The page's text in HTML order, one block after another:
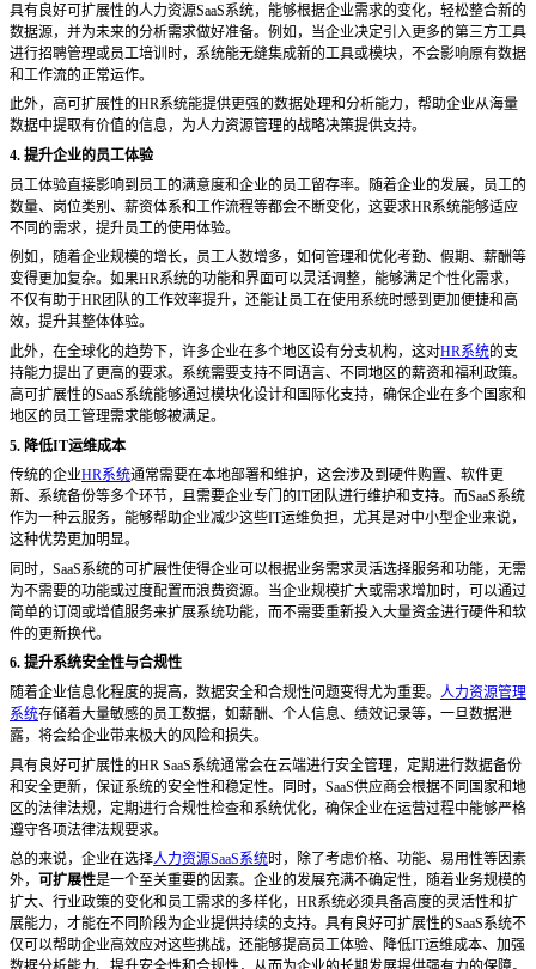
具有良好可扩展性的人力资源SaaS系统，能够根据企业需求的变化，轻松整合新的
数据源，并为未来的分析需求做好准备。例如，当企业决定引入更多的第三方工具
进行招聘管理或员工培训时，系统能无缝集成新的工具或模块，不会影响原有数据
和工作流的正常运作。
此外，高可扩展性的HR系统能提供更强的数据处理和分析能力，帮助企业从海量
数据中提取有价值的信息，为人力资源管理的战略决策提供支持。
4. 提升企业的员工体验
员工体验直接影响到员工的满意度和企业的员工留存率。随着企业的发展，员工的
数量、岗位类别、薪资体系和工作流程等都会不断变化，这要求HR系统能够适应
不同的需求，提升员工的使用体验。
例如，随着企业规模的增长，员工人数增多，如何管理和优化考勤、假期、薪酬等
变得更加复杂。如果HR系统的功能和界面可以灵活调整，能够满足个性化需求，
不仅有助于HR团队的工作效率提升，还能让员工在使用系统时感到更加便捷和高
效，提升其整体体验。
此外，在全球化的趋势下，许多企业在多个地区设有分支机构，这对HR系统的支
持能力提出了更高的要求。系统需要支持不同语言、不同地区的薪资和福利政策。
高可扩展性的SaaS系统能够通过模块化设计和国际化支持，确保企业在多个国家和
地区的员工管理需求能够被满足。
5. 降低IT运维成本
传统的企业HR系统通常需要在本地部署和维护，这会涉及到硬件购置、软件更
新、系统备份等多个环节，且需要企业专门的IT团队进行维护和支持。而SaaS系统
作为一种云服务，能够帮助企业减少这些IT运维负担，尤其是对中小型企业来说，
这种优势更加明显。
同时， SaaS系统的可扩展性使得企业可以根据业务需求灵活选择服务和功能，无需
为不需要的功能或过度配置而浪费资源。当企业规模扩大或需求增加时，可以通过
简单的订阅或增值服务来扩展系统功能，而不需要重新投入大量资金进行硬件和软
件的更新换代。
6. 提升系统安全性与合规性
随着企业信息化程度的提高，数据安全和合规性问题变得尤为重要。 人力资源管理
系统存储着大量敏感的员工数据，如薪酬、个人信息、绩效记录等，一旦数据泄
露，将会给企业带来极大的风险和损失。
具有良好可扩展性的HR SaaS系统通常会在云端进行安全管理，定期进行数据备份
和安全更新，保证系统的安全性和稳定性。同时，SaaS供应商会根据不同国家和地
区的法律法规，定期进行合规性检查和系统优化，确保企业在运营过程中能够严格
遵守各项法律法规要求。
总的来说，企业在选择人力资源SaaS系统时，除了考虑价格、功能、易用性等因素
外， 可扩展性是一个至关重要的因素。企业的发展充满不确定性，随着业务规模的
扩大、行业政策的变化和员工需求的多样化， HR系统必须具备高度的灵活性和扩
展能力，才能在不同阶段为企业提供持续的支持。具有良好可扩展性的SaaS系统不
仅可以帮助企业高效应对这些挑战，还能够提高员工体验、降低IT运维成本、加强